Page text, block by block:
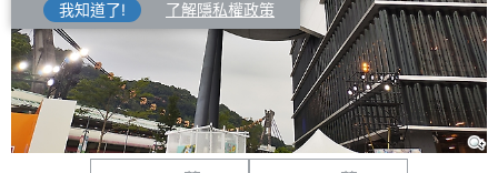
我知道了!
了解隱私權政策